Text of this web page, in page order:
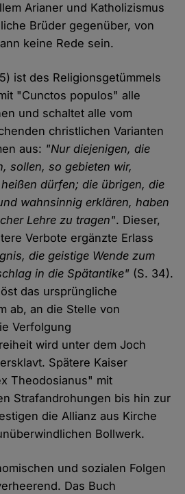
Arianer und Katholizismus
Brüder gegenüber, von
keine Rede sein.
ist des Religionsgetümmels
"Cunctos populos" alle
und schaltet alle vom
christlichen Varianten
aus: "Nur diejenigen, die
sollen, so gebieten wir,
dürfen; die übrigen, die
wahnsinnig erklären, haben
Lehre zu tragen". Dieser,
Verbote ergänzte Erlass
die geistige Wende zum
in die Spätantike" (S. 34).
das ursprüngliche
ab, an die Stelle von
Verfolgung
wird unter dem Joch
Spätere Kaiser
Theodosianus" mit
Strafandrohungen bis hin zur
die Allianz aus Kirche
Bollwerk.
und sozialen Folgen
Das Buch